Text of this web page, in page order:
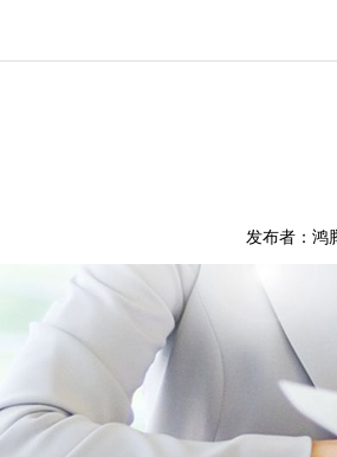
发布者：鸿